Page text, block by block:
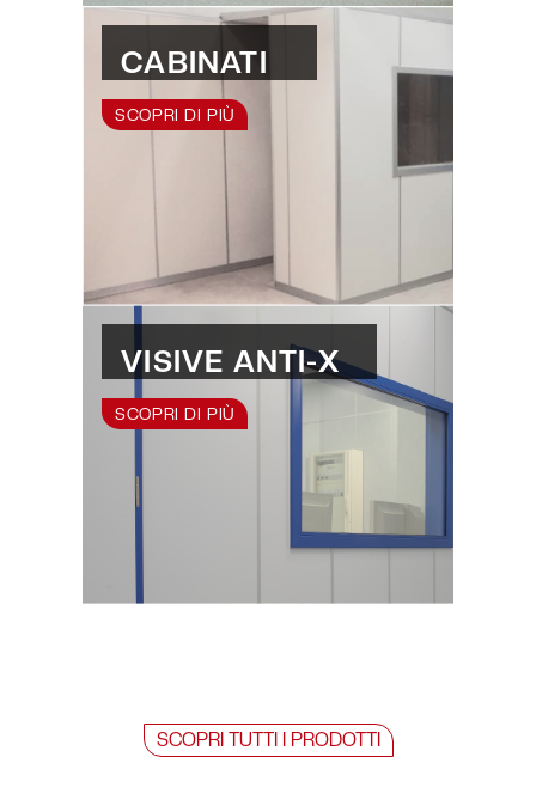
CABINATI
SCOPRI DI PIÙ
VISIVE ANTI-X
SCOPRI DI PIÙ
SCOPRI TUTTI I PRODOTTI